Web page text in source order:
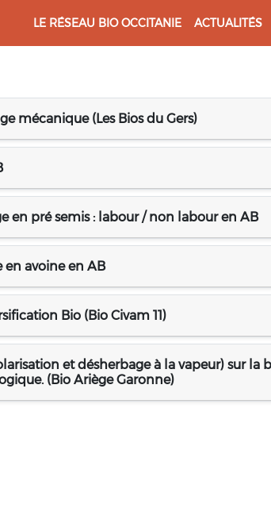
LE RÉSEAU BIO OCCITANIE ACTUALITÉS
mécanique (Les Bios du Gers)
en pré semis : labour / non labour en AB
en avoine en AB
Bio (Bio Civam 11)
et désherbage à la vapeur) sur la
(Bio Ariège Garonne)